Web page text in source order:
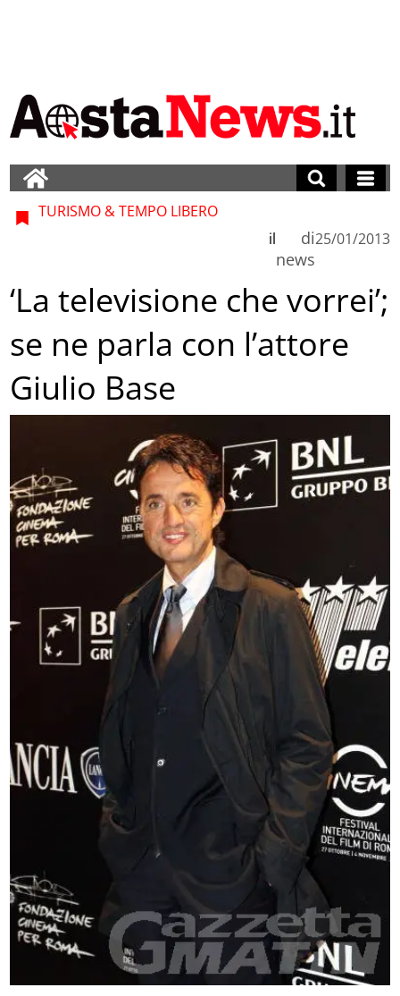
TURISMO & TEMPO LIBERO
di
news
il 25/01/2013
‘La televisione che vorrei’;
se ne parla con l’attore
Giulio Base